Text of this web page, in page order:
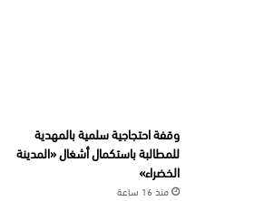
وقفة احتجاجية سلمية بالمهدية
للمطالبة باستكمال أشغال «المدينة
الخضراء»
منذ 16 ساعة